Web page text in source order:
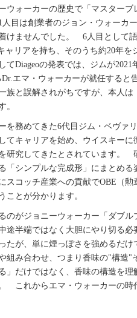
ウォーカーの歴史で「マスター
目は創業者のジョン・ウォーカ
けませんでした。 6人目として
ャリアを持ち、そのうち約20年
Diageoの発表では、ジムが
エマ・ウォーカーが就任すると
族と誤解されがちですが、本人は
。
を務めてきた6代目ジム・ベヴァ
てキャリアを始め、ウイスキー
研究してきたとされています。
「シンプルな完成形」にまとめ
コッチ産業への貢献でOBE（勲
ことが分かります。
のがジョニーウォーカー「ダブ
途半端ではなく大胆にやり切る
たが、単に煙っぽさを強めるだ
組み合わせ、つまり香味の"構
」だけではなく、香味の構造を
これからエマ・ウォーカーの時